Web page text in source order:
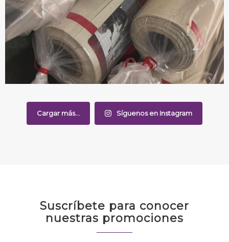
Cargar más... Síguenos en Instagram
Suscríbete para conocer
nuestras promociones